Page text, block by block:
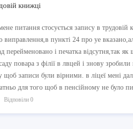
книжці
питання стосується запису в трудовій
виправлення,в пункті 24 про уе
перейменовано і печатка відсутня,так
повара з філії в лвцей і знову
щоб записи були вірними. в ліцеї мені
для того щоб в пенсійному не було
Відповіли 0